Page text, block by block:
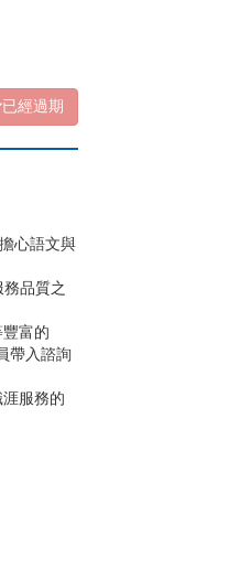
已經過期
心語文與
品質之
富的
帶入諮詢
服務的